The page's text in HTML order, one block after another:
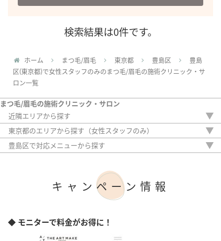
検索結果は0件です。
ホーム まつ毛/眉毛 東京都 豊島区
豊島
区(東京都)で女性スタッフのみのまつ毛/眉毛の施術クリニック・サ
ロン一覧
まつ毛/眉毛の施術クリニック・サロン
近隣エリアから探す
栃木県
埼玉県
千葉県
東京都のエリアから探す（女性スタッフのみ）
千代田区
立川市
新宿区
豊島区で対応メニューから探す
眉毛スタイリング
キャンペーン情報
◆ モニターで料金がお得に！